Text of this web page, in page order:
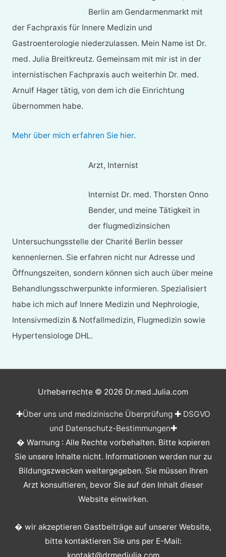
Berlin am Gendarmenmarkt mit
der Fachpraxis für Innere Medizin und
Gastroenterologie niederzulassen. Mein Name ist Dr.
med. Julia Breitkreutz. Gemeinsam mit mir ist in der
internistischen Fachpraxis auch weiterhin Dr. med.
Arnulf Hager tätig, von dem ich die Einrichtung
übernommen habe.
Mehr über mich erfahren Sie hier.
Arzt, Internist
Internist Dr. med. Thorsten Onno
Bender, und meine Tätigkeit in
der flugmedizinsichen
Untersuchungsstelle der Charité Berlin besser
kennenlernen. Sie erfahren nicht nur Adresse und
Öffnungszeiten, sondern können sich auch über meine
Behandlungsschwerpunkte informieren. Spezialisiert
habe ich mich auf Innere Medizin und Nephrologie,
Intensivmedizin & Notfallmedizin, Flugmedizin sowie
Hypertensiologe DHL.
Urheberrechte © 2026 Dr.med.Julia.com
✚Über uns und medizinische Überprüfung✚ DSGVO
und Datenschutz-Bestimmungen✚
� Warnung : Alle Rechte vorbehalten. Bitte kopieren
Sie unsere Inhalte nicht. Informationen werden nur zu
Bildungszwecken weitergegeben. Sie müssen Ihren
Arzt konsultieren, bevor Sie auf den Inhalt dieser
Website einwirken.
� wir akzeptieren Gastbeiträge auf unserer Website,
bitte kontaktieren Sie uns per E-Mail:
kontakt@drmedjulia.com